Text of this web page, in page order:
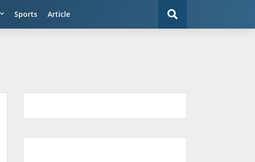
Sports Article